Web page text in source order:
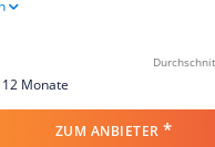
Monate
ZUM ANBIETER *